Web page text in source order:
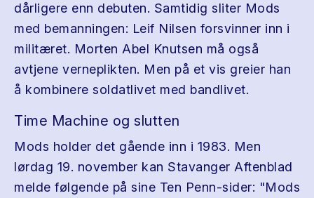
dårligere enn debuten. Samtidig sliter Mods
med bemanningen: Leif Nilsen forsvinner inn i
militæret. Morten Abel Knutsen må også
avtjene verneplikten. Men på et vis greier han
å kombinere soldatlivet med bandlivet.
Time Machine og slutten
Mods holder det gående inn i 1983. Men
lørdag 19. november kan Stavanger Aftenblad
melde følgende på sine Ten Penn-sider: "Mods